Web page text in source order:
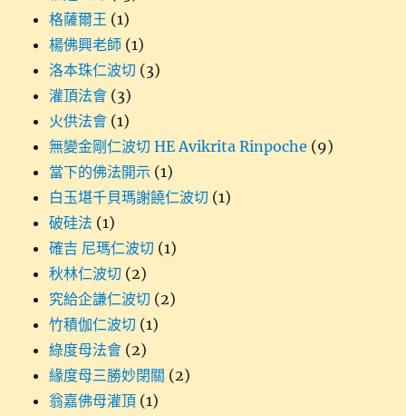
格薩爾王 (1)
楊佛興老師 (1)
洛本珠仁波切 (3)
灌頂法會 (3)
火供法會 (1)
無變金剛仁波切 HE Avikrita Rinpoche (9)
當下的佛法開示 (1)
白玉堪千貝瑪謝饒仁波切 (1)
破硅法 (1)
確吉 尼瑪仁波切 (1)
秋林仁波切 (2)
究給企謙仁波切 (2)
竹積伽仁波切 (1)
綠度母法會 (2)
緣度母三勝妙閉關 (2)
翁嘉佛母灌頂 (1)